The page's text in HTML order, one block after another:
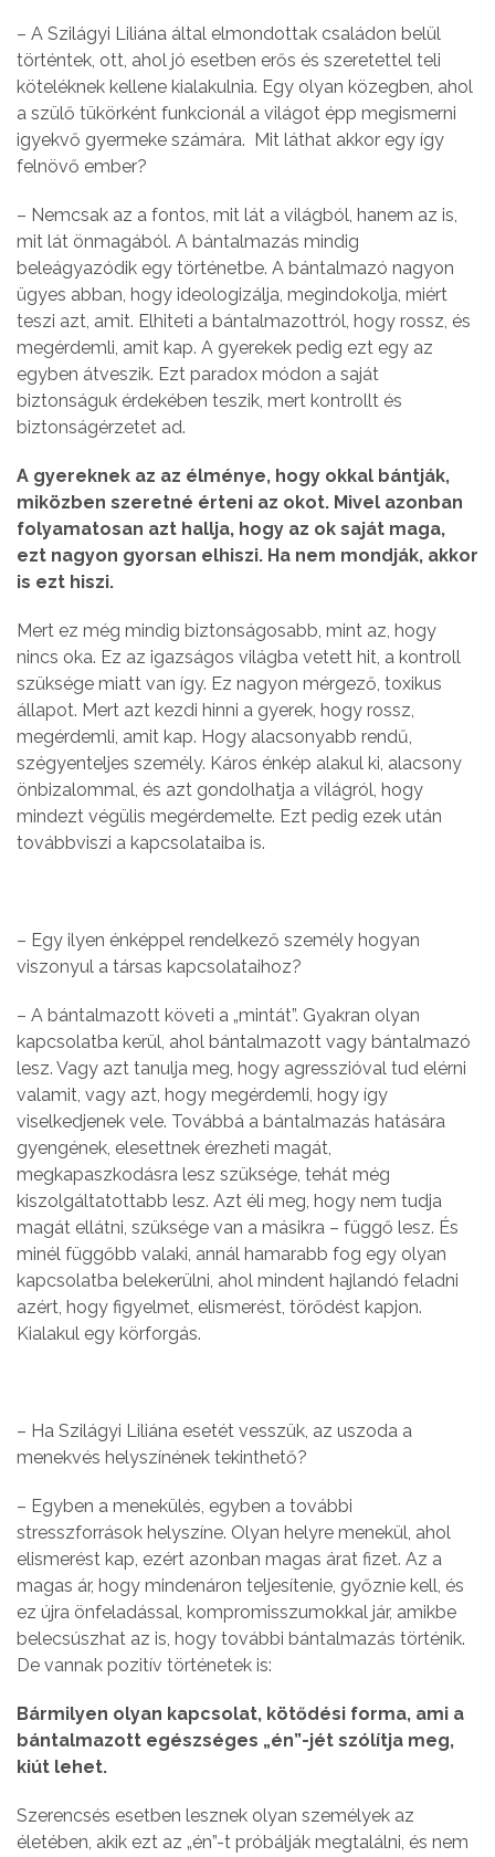
– A Szilágyi Liliána által elmondottak családon belül
történtek, ott, ahol jó esetben erős és szeretettel teli
köteléknek kellene kialakulnia. Egy olyan közegben, ahol
a szülő tükörként funkcionál a világot épp megismerni
igyekvő gyermeke számára. Mit láthat akkor egy így
felnövő ember?
– Nemcsak az a fontos, mit lát a világból, hanem az is,
mit lát önmagából. A bántalmazás mindig
beleágyazódik egy történetbe. A bántalmazó nagyon
ügyes abban, hogy ideologizálja, megindokolja, miért
teszi azt, amit. Elhiteti a bántalmazottról, hogy rossz, és
megérdemli, amit kap. A gyerekek pedig ezt egy az
egyben átveszik. Ezt paradox módon a saját
biztonságuk érdekében teszik, mert kontrollt és
biztonságérzetet ad.
A gyereknek az az élménye, hogy okkal bántják,
miközben szeretné érteni az okot. Mivel azonban
folyamatosan azt hallja, hogy az ok saját maga,
ezt nagyon gyorsan elhiszi. Ha nem mondják, akkor
is ezt hiszi.
Mert ez még mindig biztonságosabb, mint az, hogy
nincs oka. Ez az igazságos világba vetett hit, a kontroll
szüksége miatt van így. Ez nagyon mérgező, toxikus
állapot. Mert azt kezdi hinni a gyerek, hogy rossz,
megérdemli, amit kap. Hogy alacsonyabb rendű,
szégyenteljes személy. Káros énkép alakul ki, alacsony
önbizalommal, és azt gondolhatja a világról, hogy
mindezt végülis megérdemelte. Ezt pedig ezek után
továbbviszi a kapcsolataiba is.
– Egy ilyen énképpel rendelkező személy hogyan
viszonyul a társas kapcsolataihoz?
– A bántalmazott követi a „mintát”. Gyakran olyan
kapcsolatba kerül, ahol bántalmazott vagy bántalmazó
lesz. Vagy azt tanulja meg, hogy agresszióval tud elérni
valamit, vagy azt, hogy megérdemli, hogy így
viselkedjenek vele. Továbbá a bántalmazás hatására
gyengének, elesettnek érezheti magát,
megkapaszkodásra lesz szüksége, tehát még
kiszolgáltatottabb lesz. Azt éli meg, hogy nem tudja
magát ellátni, szüksége van a másikra – függő lesz. És
minél függőbb valaki, annál hamarabb fog egy olyan
kapcsolatba belekerülni, ahol mindent hajlandó feladni
azért, hogy figyelmet, elismerést, törődést kapjon.
Kialakul egy körforgás.
– Ha Szilágyi Liliána esetét vesszük, az uszoda a
menekvés helyszínének tekinthető?
– Egyben a menekülés, egyben a további
stresszforrások helyszíne. Olyan helyre menekül, ahol
elismerést kap, ezért azonban magas árat fizet. Az a
magas ár, hogy mindenáron teljesítenie, győznie kell, és
ez újra önfeladással, kompromisszumokkal jár, amikbe
belecsúszhat az is, hogy további bántalmazás történik.
De vannak pozitív történetek is:
Bármilyen olyan kapcsolat, kötődési forma, ami a
bántalmazott egészséges „én”-jét szólítja meg,
kiút lehet.
Szerencsés esetben lesznek olyan személyek az
életében, akik ezt az „én”-t próbálják megtalálni, és nem